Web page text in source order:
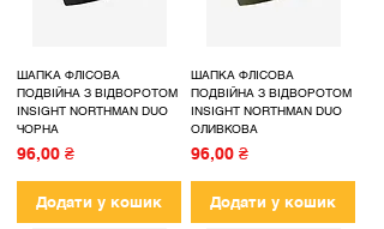
ШАПКА ФЛІСОВА
ПОДВІЙНА З ВІДВОРОТОМ
INSIGHT NORTHMAN DUO
ЧОРНА
Ціна
96,00 ₴
Додати у кошик
ШАПКА ФЛІСОВА
ПОДВІЙНА З ВІДВОРОТОМ
INSIGHT NORTHMAN DUO
ОЛИВКОВА
Ціна
96,00 ₴
Додати у кошик